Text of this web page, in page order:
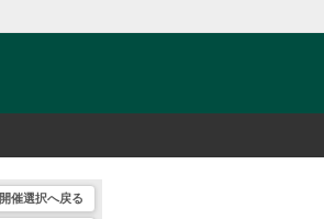
開催選択へ戻る